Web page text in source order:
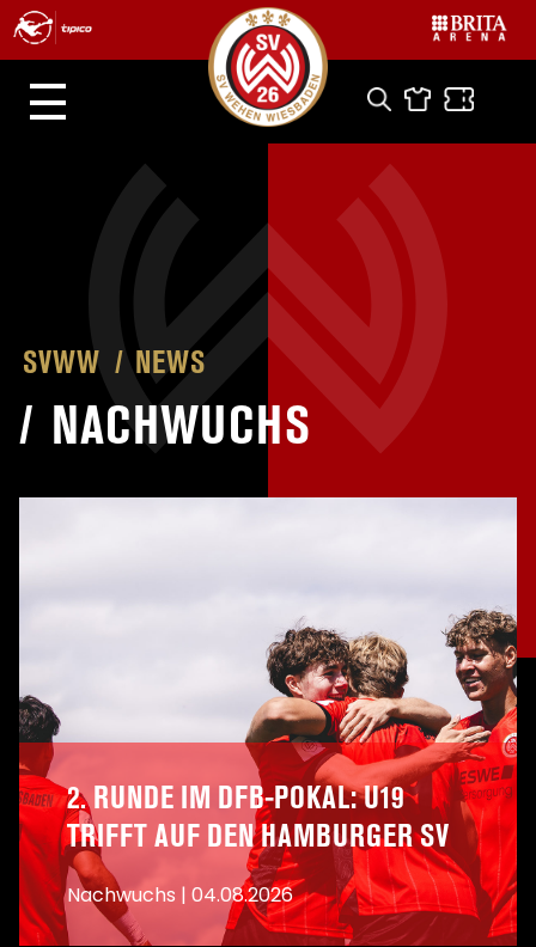
SVWW NEWS
/ NACHWUCHS
2. RUNDE IM DFB-POKAL: U19
TRIFFT AUF DEN HAMBURGER SV
Nachwuchs | 04.08.2026